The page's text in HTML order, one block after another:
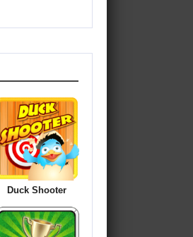
Duck Shooter